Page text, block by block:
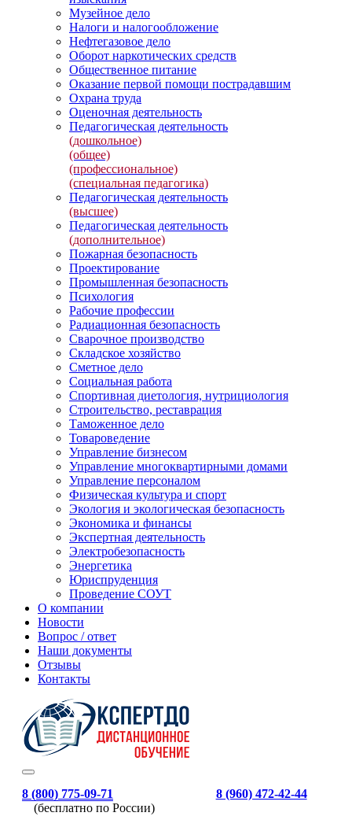
Музейное дело
Налоги и налогообложение
Нефтегазовое дело
Оборот наркотических средств
Общественное питание
Оказание первой помощи пострадавшим
Охрана труда
Оценочная деятельность
Педагогическая деятельность
(дошкольное)
(общее)
(профессиональное)
(специальная педагогика)
Педагогическая деятельность
(высшее)
Педагогическая деятельность
(дополнительное)
Пожарная безопасность
Проектирование
Промышленная безопасность
Психология
Рабочие профессии
Радиационная безопасность
Сварочное производство
Складское хозяйство
Сметное дело
Социальная работа
Спортивная диетология, нутрициология
Строительство, реставрация
Таможенное дело
Товароведение
Управление бизнесом
Управление многоквартирными домами
Управление персоналом
Физическая культура и спорт
Экология и экологическая безопасность
Экономика и финансы
Экспертная деятельность
Электробезопасность
Энергетика
Юриспруденция
Проведение СОУТ
О компании
Новости
Вопрос / ответ
Наши документы
Отзывы
Контакты
8 (800) 775-09-71
(бесплатно по России)
8 (960) 472-42-44